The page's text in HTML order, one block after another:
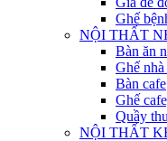
Ghế
NỘI THẤT
Bàn ăn
Ghế
Bàn cafe
Ghế
Quầy
NỘI THẤT